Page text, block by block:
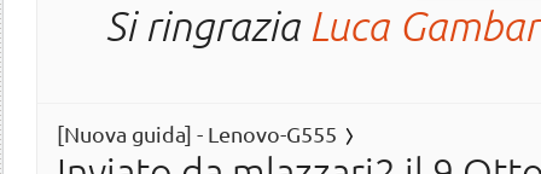
Si ringrazia Luca
[Nuova guida] - Lenovo-G555